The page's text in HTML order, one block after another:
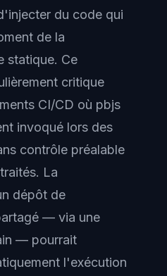
du code qui
de la
statique. Ce
critique
CI/CD où pbjs
invoqué lors des
contrôle préalable
La
dépôt de
— via une
— pourrait
l'exécution